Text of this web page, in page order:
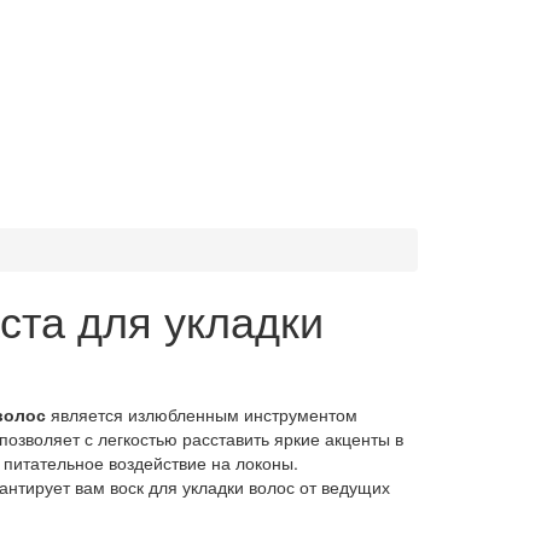
для укладки
является излюбленным инструментом
с легкостью расставить яркие акценты в
воздействие на локоны.
вам воск для укладки волос от ведущих